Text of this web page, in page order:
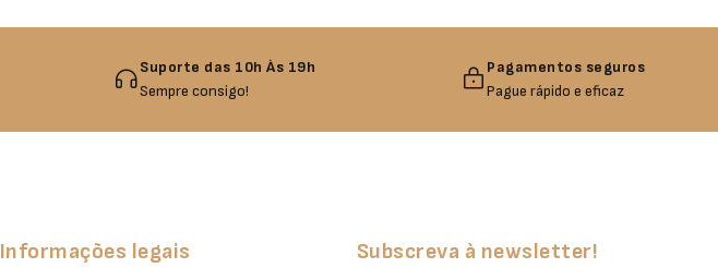
Suporte das 10h Às 19h
Sempre consigo!
Pagamentos seguros
Pague rápido e eficaz
Informações legais Subscreva à newsletter!